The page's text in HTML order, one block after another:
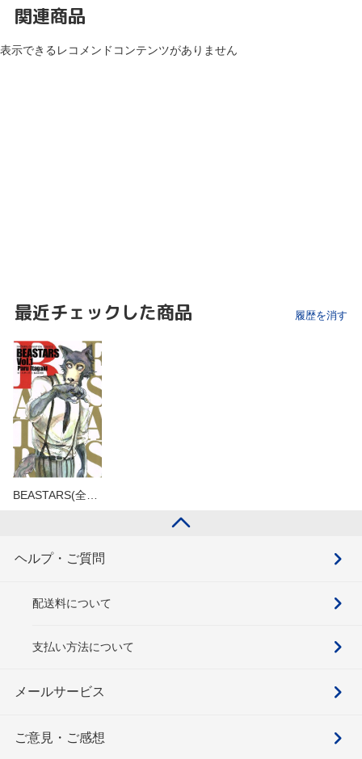
関連商品
表示できるレコメンドコンテンツがありません
最近チェックした商品 履歴を消す
BEASTARS(全…
ヘルプ・ご質問
配送料について
支払い方法について
メールサービス
ご意見・ご感想